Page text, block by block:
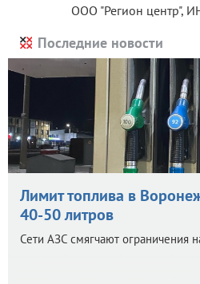
ООО "Регион центр",
Последние новости
Лимит топлива в
40-50 литров
Сети АЗС смягчают ограничения